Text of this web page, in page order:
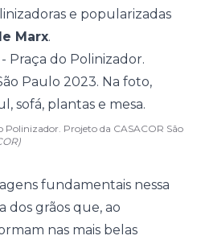
e popularizadas
Marx.
Polinizador. Projeto da CASACOR São
fundamentais nessa
dos grãos que, ao
nas mais belas